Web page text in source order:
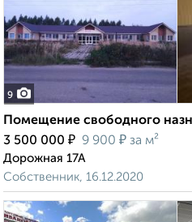
9
Помещение свободного
3 500 000 ₽ 9 900 ₽ за м²
Дорожная 17А
Собственник, 16.12.2020